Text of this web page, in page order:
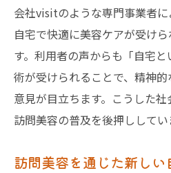
会社visitのような専門事業者に
自宅で快適に美容ケアが受け
す。利用者の声からも「自宅
術が受けられることで、精神
意見が目立ちます。こうした社
訪問美容の普及を後押ししてい
訪問美容を通じた新し